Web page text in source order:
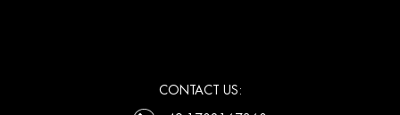
CONTACT US: